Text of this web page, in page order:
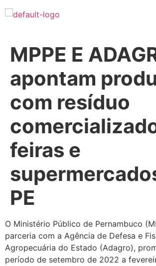
MPPE E
apontam
com resíduo
feiras e
PE
O Ministério Público de Pernambuco
parceria com a Agência de Defesa e
Agropecuária do Estado (Adagro),
período de setembro de 2022 a